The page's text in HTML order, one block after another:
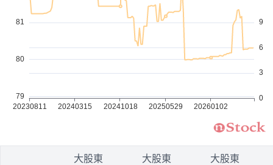
大股東 大股東 大股東